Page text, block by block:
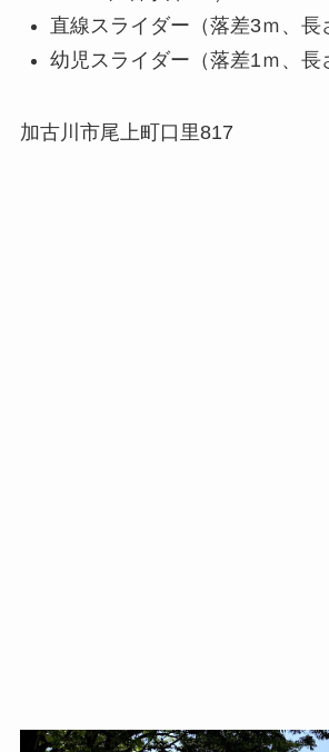
直線スライダー（落差3ｍ、長
幼児スライダー（落差1ｍ、長
加古川市尾上町口里817